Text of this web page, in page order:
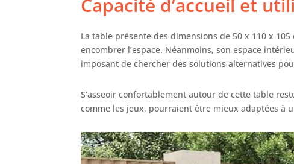
La table présente des dimensions de 50 x 110 x
encombrer l’espace. Néanmoins, son espace
imposant de chercher des solutions alternatives
S’asseoir confortablement autour de cette table
comme les jeux, pourraient être mieux adaptées à